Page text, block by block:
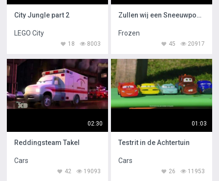
City Jungle part 2
LEGO City
8003
18
Zullen wij een Sneeuwpop Maken
Frozen
20917
45
02:30
Reddingsteam Takel
Cars
19093
42
01:03
Testrit in de Achtertuin
Cars
11953
26